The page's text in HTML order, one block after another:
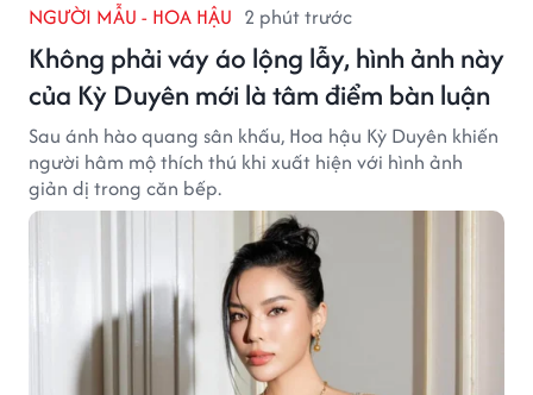
NGƯỜI MẪU - HOA HẬU 2 phút trước
Không phải váy áo lộng lẫy, hình ảnh này
của Kỳ Duyên mới là tâm điểm bàn luận
Sau ánh hào quang sân khấu, Hoa hậu Kỳ Duyên khiến
người hâm mộ thích thú khi xuất hiện với hình ảnh
giản dị trong căn bếp.